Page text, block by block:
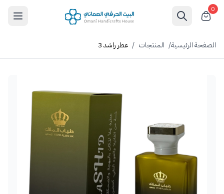
0
الصفحة الرئيسية/ المنتجات / عطر راشد 3